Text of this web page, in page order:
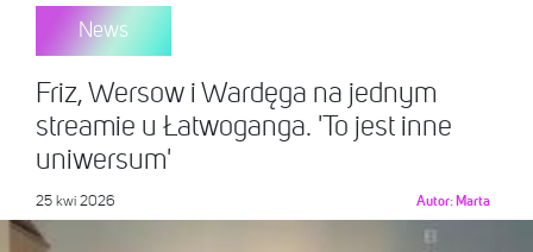
News
Friz, Wersow i Wardęga na jednym
streamie u Łatwoganga. 'To jest inne
uniwersum'
25 kwi 2026 Autor: Marta